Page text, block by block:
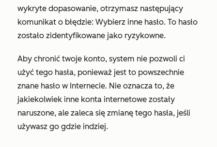
wykryte dopasowanie, otrzymasz następujący
komunikat o błędzie: Wybierz inne hasło. To hasło
zostało zidentyfikowane jako ryzykowne.
Aby chronić twoje konto, system nie pozwoli ci
użyć tego hasła, ponieważ jest to powszechnie
znane hasło w Internecie. Nie oznacza to, że
jakiekolwiek inne konta internetowe zostały
naruszone, ale zaleca się zmianę tego hasła, jeśli
używasz go gdzie indziej.